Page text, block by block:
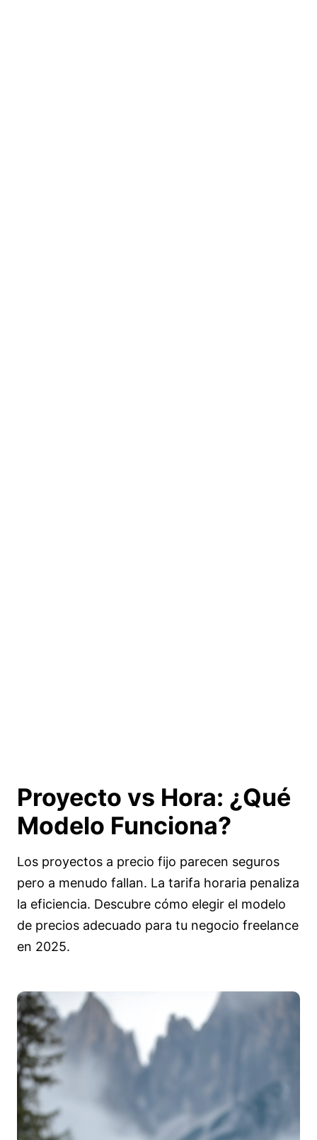
Proyecto vs Hora: ¿Qué
Modelo Funciona?
Los proyectos a precio fijo parecen seguros
pero a menudo fallan. La tarifa horaria penaliza
la eficiencia. Descubre cómo elegir el modelo
de precios adecuado para tu negocio freelance
en 2025.